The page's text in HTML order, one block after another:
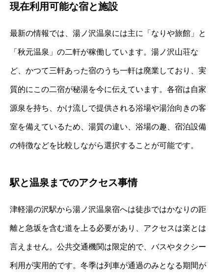
現在利用可能な宿と施設
最新の情報では、湯ノ沢温泉には主に「なりや旅館」と
「秋元温泉」の二軒が稼働しています。湯ノ沢山荘な
ど、かつて三軒あった宿のうち一軒は廃業しており、実
質的にこの二宿が秘湯を今に伝えています。各宿は自家
源泉を持ち、かけ流しで提供される浴場や湯治向きの客
室を備えているため、湯質の違い、浴場の趣、宿泊設備
の特徴などを比較しながら選択することが可能です。
駅と温泉までのアクセス事情
津軽湯の沢駅から湯ノ沢温泉宿へは徒歩ではかなりの距
離と急坂を含む道を上る必要があり、アクセスは楽とは
言えません。公共交通機関は限定的で、バスやタクシー
利用が実用的です。冬季は列車が通過のみとなる期間が